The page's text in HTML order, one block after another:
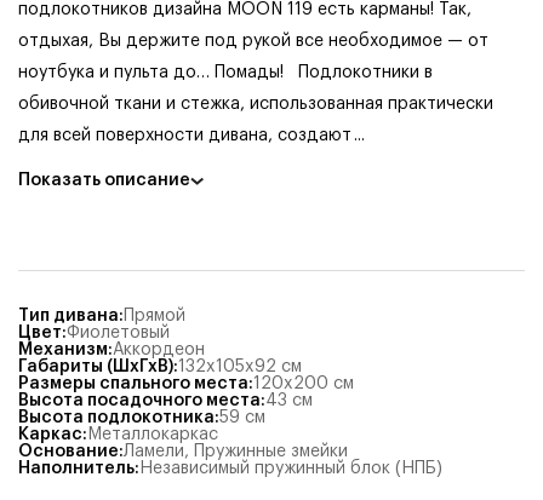
подлокотников дизайна MOON 119 есть карманы! Так,
отдыхая, Вы держите под рукой все необходимое — от
ноутбука и пульта до… Помады!
Подлокотники в
обивочной ткани и стежка, использованная практически
для всей поверхности дивана, создают ...
Показать описание
Тип дивана: Прямой
Цвет:Фиолетовый
Механизм:Аккордеон
Габариты (ШхГхВ):132x105x92 см
Размеры спального места:120x200 см
Высота посадочного места:43 см
Высота подлокотника:59 см
Каркас: Металлокаркас
Основание:Ламели,
Пружинные змейки
Наполнитель: Независимый пружинный блок (НПБ)